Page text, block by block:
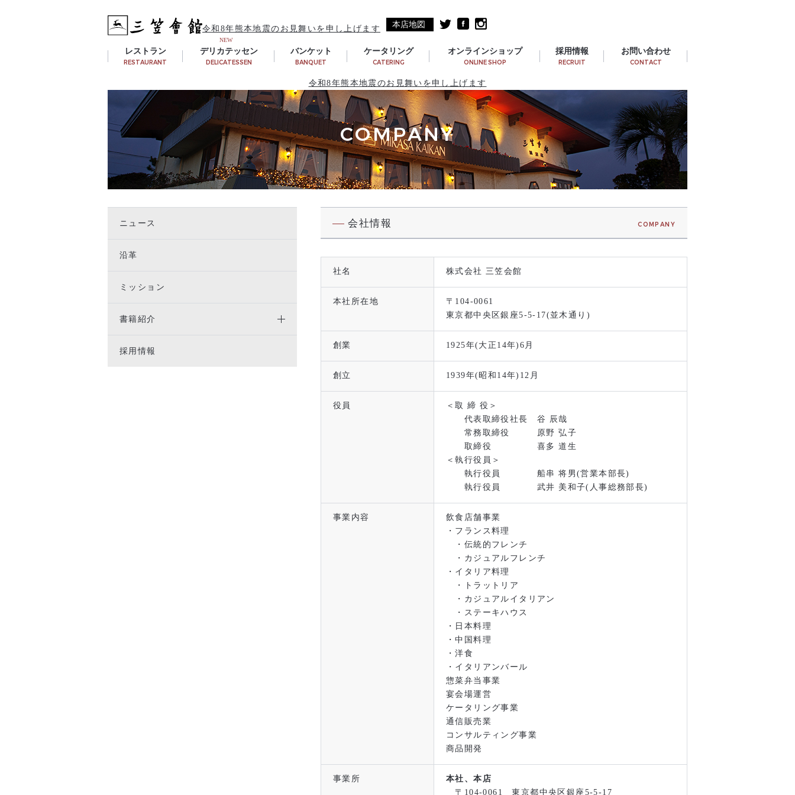
令和8年熊本地震のお見舞いを申し上げます 本店地図
レストラン
RESTAURANT
デリカテッセン
DELICATESSEN
バンケット
BANQUET
ケータリング
CATERING
オンラインショップ
ONLINE SHOP
採用情報
RECRUIT
お問い合わせ
CONTACT
令和8年熊本地震のお見舞いを申し上げます
COMPANY
会社情報 COMPANY
社名 株式会社 三笠会館
本社所在地
〒104-0061
東京都中央区銀座5-5-17(並木通り)
創業 1925年(大正14年)6月
創立 1939年(昭和14年)12月
役員
＜取 締 役＞
代表取締役社長 谷 辰哉
常務取締役 原野 弘子
取締役 喜多 道生
＜執行役員＞
執行役員 船串 将男(営業本部長)
執行役員 武井 美和子(人事総務部長)
事業内容
飲食店舗事業
・フランス料理
・伝統的フレンチ
・カジュアルフレンチ
・イタリア料理
・トラットリア
・カジュアルイタリアン
・ステーキハウス
・日本料理
・中国料理
・洋食
・イタリアンバール
惣菜弁当事業
宴会場運営
ケータリング事業
通信販売業
コンサルティング事業
商品開発
事業所
本社、本店
〒104-0061 東京都中央区銀座5-5-17
ニュース
沿革
ミッション
書籍紹介
採用情報